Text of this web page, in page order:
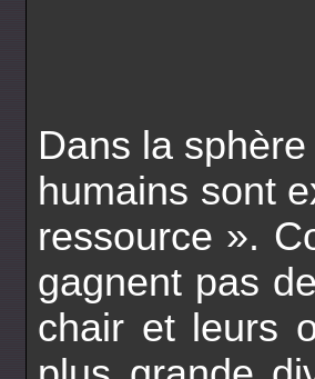
Dans la
humains sont
ressource ».
gagnent pas
chair et leurs